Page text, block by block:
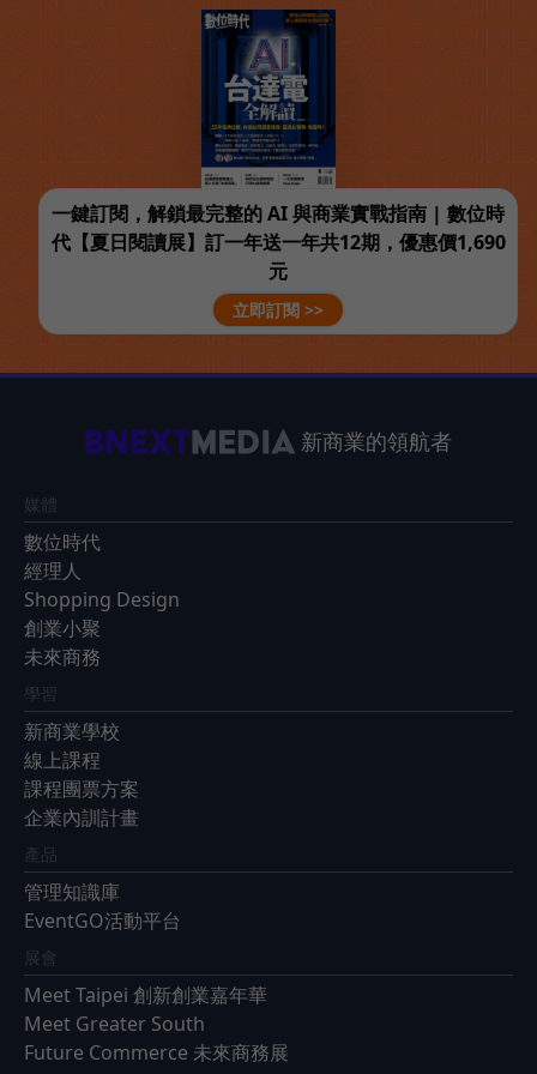
一鍵訂閱，解鎖最完整的 AI 與商業實戰指南 | 數位時
代【夏日閱讀展】訂一年送一年共12期，優惠價1,690
元
立即訂閱 >>
新商業的領航者
媒體
數位時代
經理人
Shopping Design
創業小聚
未來商務
學習
新商業學校
線上課程
課程團票方案
企業內訓計畫
產品
管理知識庫
EventGO活動平台
展會
Meet Taipei 創新創業嘉年華
Meet Greater South
Future Commerce 未來商務展